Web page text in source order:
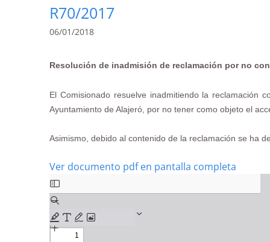
R70/2017
06/01/2018
Resolución de inadmisión de reclamación por no
El Comisionado resuelve inadmitiendo la
Ayuntamiento de Alajeró, por no tener como objeto el
Asimismo, debido al contenido de la reclamación se ha
Ver documento pdf en pantalla completa